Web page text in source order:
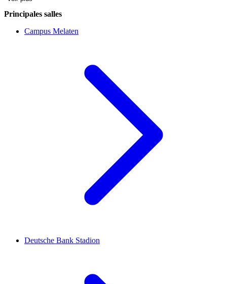
Principales salles
Campus Melaten
Deutsche Bank Stadion